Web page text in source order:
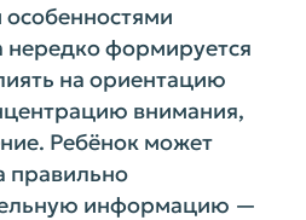
нередко формируется
на ориентацию
внимания,
Ребёнок может
правильно
информацию —